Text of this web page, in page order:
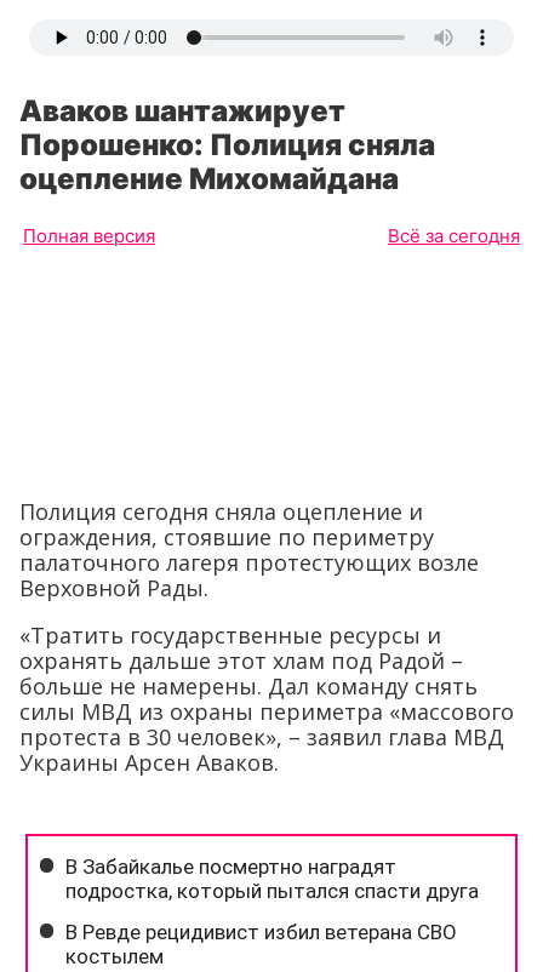
Аваков шантажирует
Порошенко: Полиция сняла
оцепление Михомайдана
Полная версия Всё за сегодня
Полиция сегодня сняла оцепление и
ограждения, стоявшие по периметру
палаточного лагеря протестующих возле
Верховной Рады.
«Тратить государственные ресурсы и
охранять дальше этот хлам под Радой –
больше не намерены. Дал команду снять
силы МВД из охраны периметра «массового
протеста в 30 человек», – заявил глава МВД
Украины Арсен Аваков.